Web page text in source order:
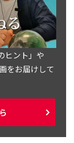
ヒント」や
をお届けして